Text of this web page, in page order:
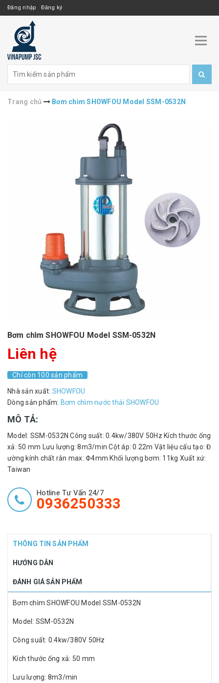
Đăng nhập Đăng ký
Trang chủ Bơm chìm SHOWFOU Model SSM-0532N
Bơm chìm SHOWFOU Model SSM-0532N
Liên hệ
Chỉ còn 100 sản phẩm
Nhà sản xuất: SHOWFOU
Dòng sản phẩm: Bơm chìm nước thải SHOWFOU
MÔ TẢ:
Model: SSM-0532N Công suất: 0.4kw/380V 50Hz Kích thước ống
xả: 50 mm Lưu lượng: 8m3/min Cột áp: 0.22m Vật liệu cấu tạo: Đ
ường kính chất rắn max: Ф4mm Khối lượng bơm: 11kg Xuất xứ:
Taiwan
Hotline Tư Vấn 24/7
0936250333
THÔNG TIN SẢN PHẨM
HƯỚNG DẪN
ĐÁNH GIÁ SẢN PHẨM
Bơm chìm SHOWFOU Model SSM-0532N
Model: SSM-0532N
Công suất: 0.4kw/380V 50Hz
Kích thước ống xả: 50 mm
Lưu lượng: 8m3/min